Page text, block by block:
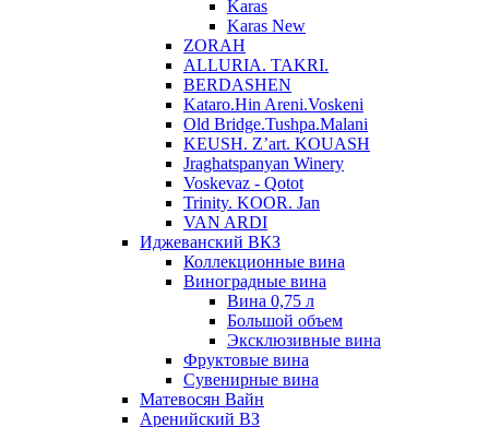
Karas
Karas New
ZORAH
ALLURIA. TAKRI.
BERDASHEN
Kataro.Hin Areni.Voskeni
Old Bridge.Tushpa.Malani
KEUSH. Z’art. KOUASH
Jraghatspanyan Winery
Voskevaz - Qotot
Trinity. KOOR. Jan
VAN ARDI
Иджеванский ВКЗ
Коллекционные вина
Виноградные вина
Вина 0,75 л
Большой объем
Эксклюзивные вина
Фруктовые вина
Cувенирные вина
Матевосян Вайн
Аренийский ВЗ